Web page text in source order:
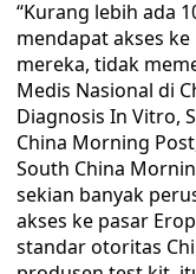
“Kurang lebih ada
mendapat akses
mereka, tidak
Medis Nasional di
Diagnosis In Vitro,
China Morning
South China
sekian banyak
akses ke pasar
standar otoritas